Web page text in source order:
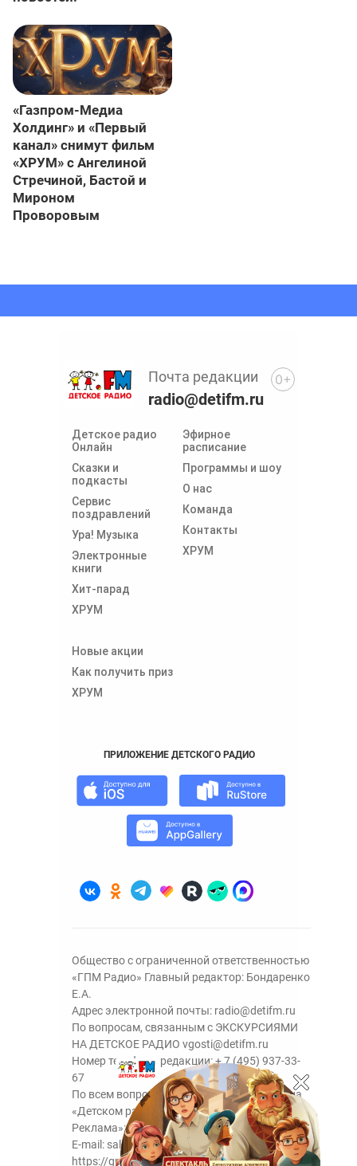
«Газпром-Медиа
Холдинг» и «Первый
канал» снимут фильм
«ХРУМ» с Ангелиной
Стречиной, Бастой и
Мироном
Проворовым
Детское радио
Онлайн
Сказки и
подкасты
Сервис
поздравлений
Ура! Музыка
Электронные
книги
Хит-парад
ХРУМ
Эфирное
расписание
Программы и шоу
О нас
Команда
Контакты
ХРУМ
Новые акции
Как получить приз
ХРУМ
Почта редакции
radio@detifm.ru
ПРИЛОЖЕНИЕ ДЕТСКОГО РАДИО
0+
Общество с ограниченной ответственностью
«ГПМ Радио» Главный редактор: Бондаренко
Е.А.
Адрес электронной почты: radio@detifm.ru
По вопросам, связанным с ЭКСКУРСИЯМИ
НА ДЕТСКОЕ РАДИО vgosti@detifm.ru
Номер телефона редакции:+ 7 (495) 937-33-
67
По всем вопросам размещения рекламы на
«Детском радио» - сейлз-хаус «ГПМ
Реклама»:+7 (495) 921-40-41
E-mail: sales@gazprom-media.ru
https://gpmsaleshouse.ru/